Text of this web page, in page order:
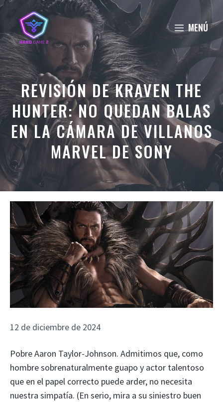
Saltar
contenido
MENÚ
REVISIÓN DE KRAVEN THE
HUNTER: NO QUEDAN BALAS
EN LA CÁMARA DE VILLANOS
MARVEL DE SONY
12 de diciembre de 2024
Pobre Aaron Taylor-Johnson. Admitimos que, como
hombre sobrenaturalmente guapo y actor talentoso
que en el papel correcto puede arder, no necesita
nuestra simpatía. (En serio, mira a su siniestro buen